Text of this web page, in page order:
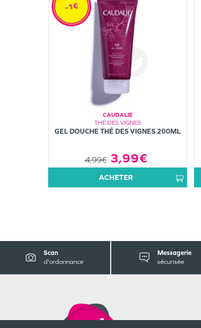
CAUDALIE
THÉ DES VIGNES
GEL DOUCHE THÉ DES VIGNES 200ML
4,99€ 3,99€
-1€
ACHETER
Scan
d'ordonnance
Messagerie
sécurisée